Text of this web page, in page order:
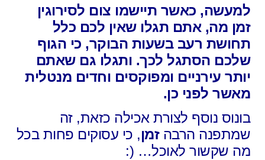
למעשה, כאשר תיישמו צום לסירוגין
זמן מה, אתם תגלו שאין לכם כלל
תחושת רעב בשעות הבוקר, כי הגוף
שלכם הסתגל לכך. ותגלו גם שאתם
יותר עירניים ומפוקסים וחדים מנטלית
מאשר לפני כן.
בונוס נוסף לצורת אכילה כזאת, זה
שמתפנה הרבה זמן, כי עסוקים פחות בכל
מה שקשור לאוכל… (: